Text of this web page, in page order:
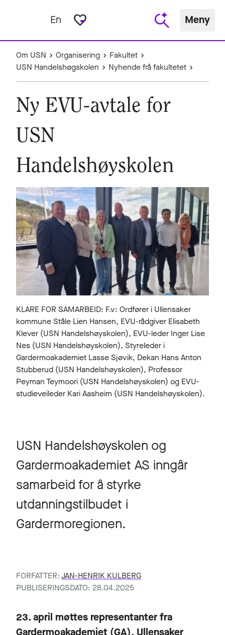
En favorite_border Meny
Om USN Organisering
Fakultet
USN Handelshøgskolen
Nyhende frå fakultetet
Ny EVU-avtale for
USN
Handelshøyskolen
KLARE FOR SAMARBEID: F.v: Ordfører i Ullensaker
kommune Ståle Lien Hansen, EVU-rådgiver Elisabeth
Klever (USN Handelshøyskolen), EVU-leder Inger Lise
Nes (USN Handelshøyskolen), Styreleder i
Gardermoakademiet Lasse Sjøvik, Dekan Hans Anton
Stubberud (USN Handelshøyskolen), Professor
Peyman Teymoori (USN Handelshøyskolen) og EVU-
studieveileder Kari Aasheim (USN Handelshøyskolen).
USN Handelshøyskolen og
Gardermoakademiet AS inngår
samarbeid for å styrke
utdanningstilbudet i
Gardermoregionen.
FORFATTER:JAN-HENRIK KULBERG
PUBLISERINGSDATO: 28.04.2025
23. april møttes representanter fra
Gardermoakademiet (GA), Ullensaker